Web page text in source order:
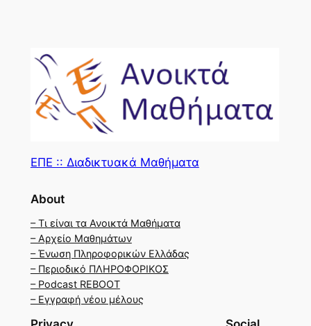
ΕΠΕ :: Διαδικτυακά Μαθήματα
About
– Τι είναι τα Ανοικτά Μαθήματα
– Αρχείο Μαθημάτων
– Ένωση Πληροφορικών Ελλάδας
– Περιοδικό ΠΛΗΡΟΦΟΡΙΚΟΣ
– Podcast REBOOT
– Εγγραφή νέου μέλους